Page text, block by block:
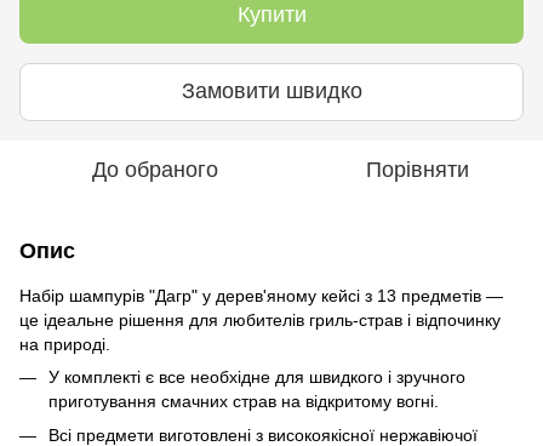
Купити
Замовити швидко
До обраного Порівняти
Опис
Набір шампурів "Дагр" у дерев'яному кейсі з 13 предметів —
це ідеальне рішення для любителів гриль-страв і відпочинку
на природі.
У комплекті є все необхідне для швидкого і зручного
приготування смачних страв на відкритому вогні.
Всі предмети виготовлені з високоякісної нержавіючої